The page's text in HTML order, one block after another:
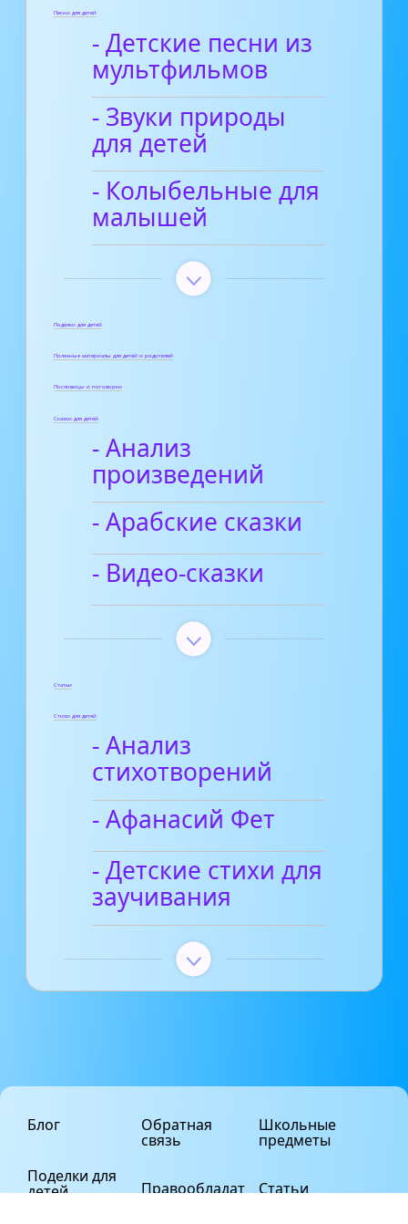
Песни для детей
- Детские песни из
мультфильмов
- Звуки природы
для детей
- Колыбельные для
малышей
Поделки для детей
Полезные материалы для детей и родителей
Пословицы и поговорки
Сказки для детей
- Анализ
произведений
- Арабские сказки
- Видео-сказки
Статьи
Стихи для детей
- Анализ
стихотворений
- Афанасий Фет
- Детские стихи для
заучивания
Блог
Поделки для
детей
Обратная
связь
Правообладат
Школьные
предметы
Статьи